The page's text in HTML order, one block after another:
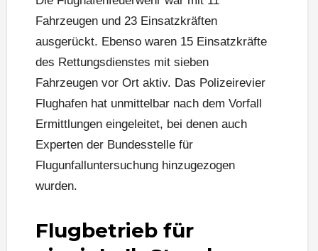
Fahrzeugen und 23 Einsatzkräften
ausgerückt. Ebenso waren 15 Einsatzkräfte
des Rettungsdienstes mit sieben
Fahrzeugen vor Ort aktiv. Das Polizeirevier
Flughafen hat unmittelbar nach dem Vorfall
Ermittlungen eingeleitet, bei denen auch
Experten der Bundesstelle für
Flugunfalluntersuchung hinzugezogen
wurden.
Flugbetrieb für